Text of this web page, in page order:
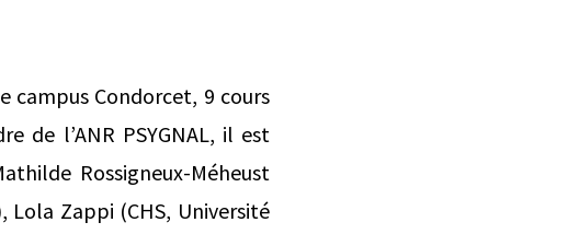
campus Condorcet, 9 cours
de l’ANR PSYGNAL, il est
Rossigneux-Méheust
Lola Zappi (CHS, Université